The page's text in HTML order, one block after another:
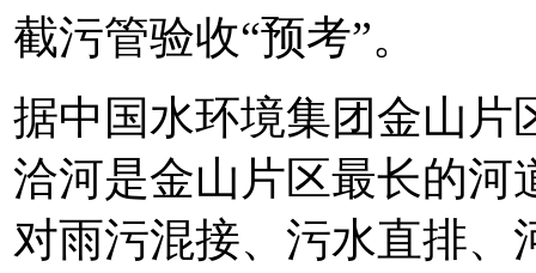
截污管验收“预考”。
据中国水环境集团金山片
洽河是金山片区最长的河
对雨污混接、污水直排、